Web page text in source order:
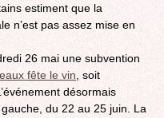
estiment que la
n’est pas assez mise en
26 mai une subvention
fête le vin , soit
désormais
du 22 au 25 juin. La